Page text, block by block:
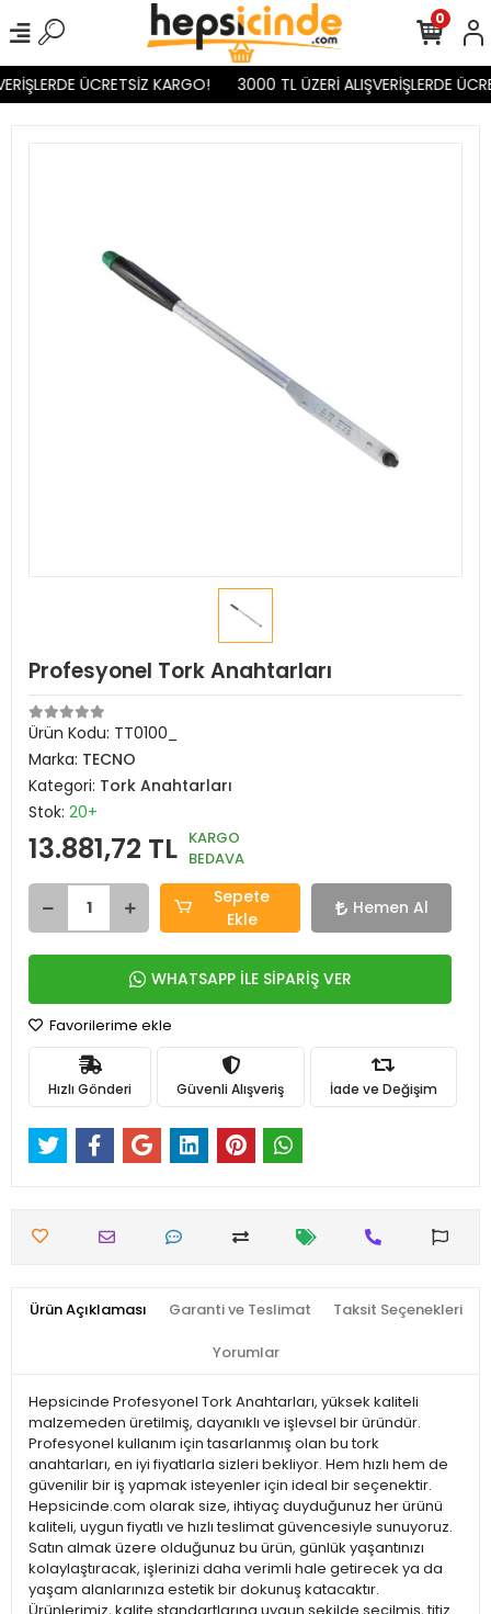
ÜCRETSİZ KARGO! 3000 TL ÜZERİ ALIŞVERİŞLERDE
0
Profesyonel Tork Anahtarları
Ürün Kodu: TT0100_
Marka: TECNO
Kategori: Tork Anahtarları
Stok: 20+
13.881,72 TL KARGO
BEDAVA
Sepete
Ekle
Hemen Al
WHATSAPP İLE SİPARİŞ VER
Favorilerime ekle
Hızlı Gönderi Güvenli Alışveriş İade ve Değişim
Ürün Açıklaması Garanti ve Teslimat Taksit Seçenekleri
Yorumlar
Hepsicinde Profesyonel Tork Anahtarları, yüksek kaliteli
malzemeden üretilmiş, dayanıklı ve işlevsel bir üründür.
Profesyonel kullanım için tasarlanmış olan bu tork
anahtarları, en iyi fiyatlarla sizleri bekliyor. Hem hızlı hem de
güvenilir bir iş yapmak isteyenler için ideal bir seçenektir.
Hepsicinde.com olarak size, ihtiyaç duyduğunuz her ürünü
kaliteli, uygun fiyatlı ve hızlı teslimat güvencesiyle sunuyoruz.
Satın almak üzere olduğunuz bu ürün, günlük yaşantınızı
kolaylaştıracak, işlerinizi daha verimli hale getirecek ya da
yaşam alanlarınıza estetik bir dokunuş katacaktır.